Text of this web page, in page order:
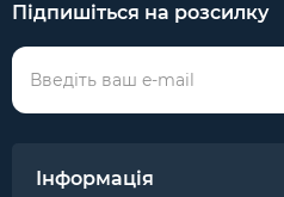
Підпишіться на розсилку
Інформація